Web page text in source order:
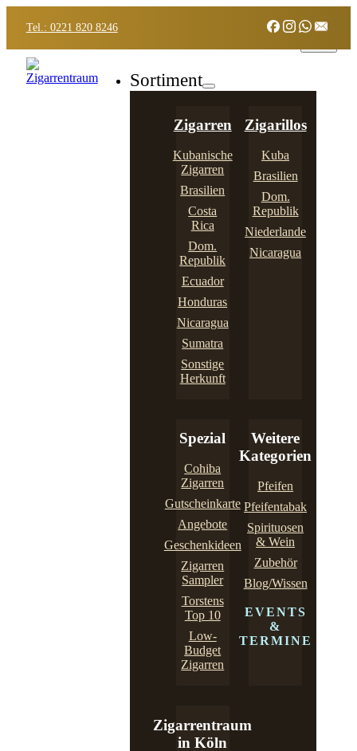
Tel.: 0221 820 8246
Sortiment
Zigarren
Kubanische
Zigarren
Brasilien
Costa
Rica
Dom.
Republik
Ecuador
Honduras
Nicaragua
Sumatra
Sonstige
Herkunft
Zigarillos
Kuba
Brasilien
Dom.
Republik
Niederlande
Nicaragua
Spezial
Cohiba
Zigarren
Gutscheinkarte
Angebote
Geschenkideen
Zigarren
Sampler
Torstens
Top 10
Low-
Budget
Zigarren
Weitere
Kategorien
Pfeifen
Pfeifentabak
Spirituosen
& Wein
Zubehör
Blog/Wissen
EVENTS
&
TERMINE
Zigarrentraum
in Köln